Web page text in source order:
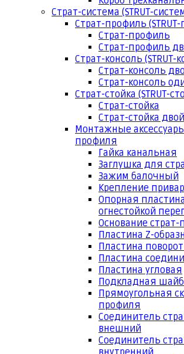
Страт-система (STRUT-
Страт-профиль
Страт-профиль
Страт-профиль
Страт-консоль (STRUT-
Страт-консоль
Страт-консоль
Страт-стойка (STRUT-
Страт-стойка
Страт-стойка
Монтажные
профиля
Гайка канальная
Заглушка для
Зажим балочный
Крепление
Опорная
огнестойкой
Основание
Пластина Z-
Пластина
Пластина
Пластина угловая
Подкладная
Прямоугольная
профиля
Соединитель
внешний
Соединитель